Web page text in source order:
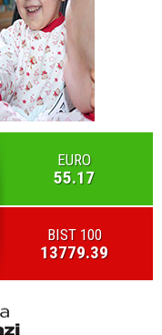
EURO
55.17
BIST 100
13779.39